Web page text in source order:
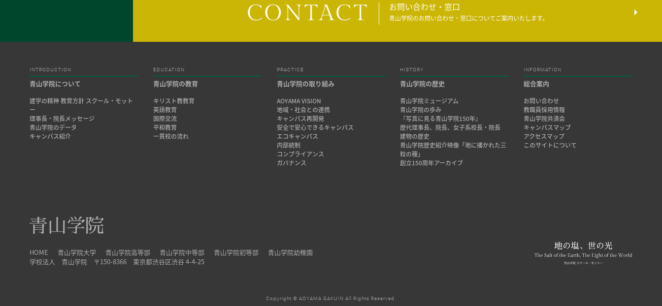
CONTACT お問い合わせ・窓口
青山学院のお問い合わせ・窓口についてご案内いたします。
INTRODUCTION
青山学院について
建学の精神 教育方針 スクール・モット
ー
理事長・院長メッセージ
青山学院のデータ
キャンパス紹介
EDUCATION
青山学院の教育
キリスト教教育
英語教育
国際交流
平和教育
一貫校の流れ
PRACTICE
青山学院の取り組み
AOYAMA VISION
地域・社会との連携
キャンパス再開発
安全で安心できるキャンパス
エコキャンパス
内部統制
コンプライアンス
ガバナンス
HISTORY
青山学院の歴史
青山学院ミュージアム
青山学院の歩み
『写真に見る青山学院150年』
歴代理事長、院長、女子系校長・院長
建物の歴史
青山学院歴史紹介映像「地に播かれた三
粒の種」
創立150周年アーカイブ
INFORMATION
総合案内
お問い合わせ
教職員採用情報
青山学院共済会
キャンパスマップ
アクセスマップ
このサイトについて
HOME 青山学院大学 青山学院高等部 青山学院中等部 青山学院初等部
青山学院幼稚園
学校法人 青山学院 〒150-8366 東京都渋谷区渋谷 4-4-25
Copyright © AOYAMA GAKUIN All Rights Reserved.